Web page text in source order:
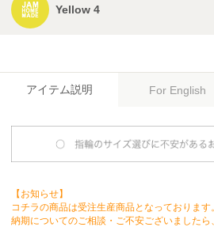
Yellow 4
アイテム説明 For English
【お知らせ】
コチラの商品は受注生産商品となっております
納期についてのご相談・ご不安ございました